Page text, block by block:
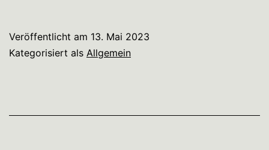
Veröffentlicht am 13. Mai 2023
Kategorisiert als Allgemein